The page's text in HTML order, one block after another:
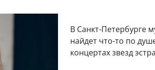
В Санкт-Петербурге
найдет что-то по
концертах звезд